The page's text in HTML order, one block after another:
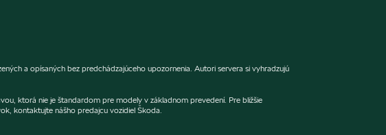
a opísaných bez predchádzajúceho upozornenia. Autori servera si vyhradzujú
ktorá nie je štandardom pre modely v základnom prevedení. Pre bližšie
kontaktujte nášho predajcu vozidiel Škoda.